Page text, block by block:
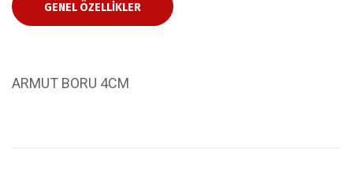
GENEL ÖZELLIKLER
ARMUT BORU 4CM